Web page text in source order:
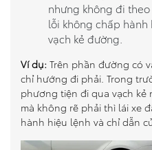
nhưng không đi
lỗi không chấp
vạch kẻ đường.
Ví dụ: Trên phần đường có
chỉ hướng đi phải. Trong
phương tiện đi qua vạch
mà không rẽ phải thì lái xe
hành hiệu lệnh và chỉ dẫn